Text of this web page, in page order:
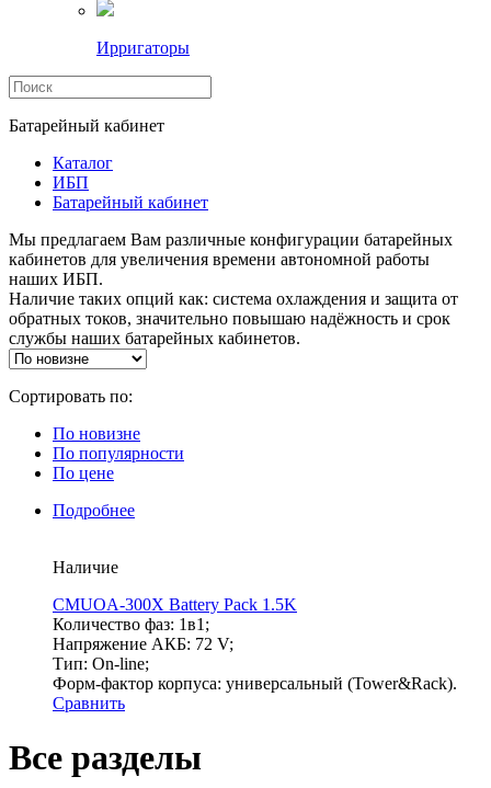
Ирригаторы
Батарейный кабинет
Каталог
ИБП
Батарейный кабинет
Мы предлагаем Вам различные конфигурации батарейных
кабинетов для увеличения времени автономной работы
наших ИБП.
Наличие таких опций как: система охлаждения и защита от
обратных токов, значительно повышаю надёжность и срок
службы наших батарейных кабинетов.
Сортировать по:
По новизне
По популярности
По цене
Подробнее
Наличие
CMUOA-300X Battery Pack 1.5K
Количество фаз: 1в1;
Напряжение АКБ: 72 V;
Тип: On-line;
Форм-фактор корпуса: универсальный (Tower&Rack).
Сравнить
Все разделы